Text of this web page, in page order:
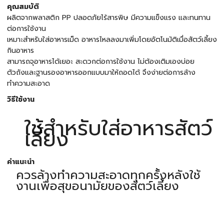
คุณสมบัติ
ผลิตจากพลาสติก PP ปลอดภัยไร้สารพิษ มีความแข็งแรง และทนทาน
ต่อการใช้งาน
เหมาะสำหรับใส่อาหารเม็ด อาหารไหลลงมาเพิ่มโดยอัตโนมัติเมื่อสัตว์เลี้ยง
กินอาหาร
สามารถจุอาหารได้เยอะ สะดวกต่อการใช้งาน ไม่ต้องเติมเองบ่อย
ตัวถังและฐานรองอาหารออกแบบมาให้ถอดได้ จึงง่ายต่อการล้าง
ทำความสะอาด
วิธีใช้งาน
ใช้สำหรับใส่อาหารสัตว์
เลี้ยง
คำแนะนำ
ควรล้างทำความสะอาดทุกครั้งหลังใช้
งานเพื่อสุขอนามัยของสัตว์เลี้ยง